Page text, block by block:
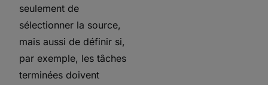
seulement de
sélectionner la source,
mais aussi de définir si,
par exemple, les tâches
terminées doivent